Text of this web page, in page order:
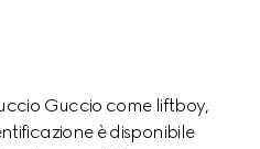
Guccio come liftboy,
è disponibile